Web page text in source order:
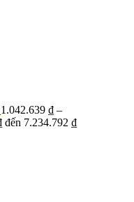
1.042.639 ₫ –
đến 7.234.792 ₫